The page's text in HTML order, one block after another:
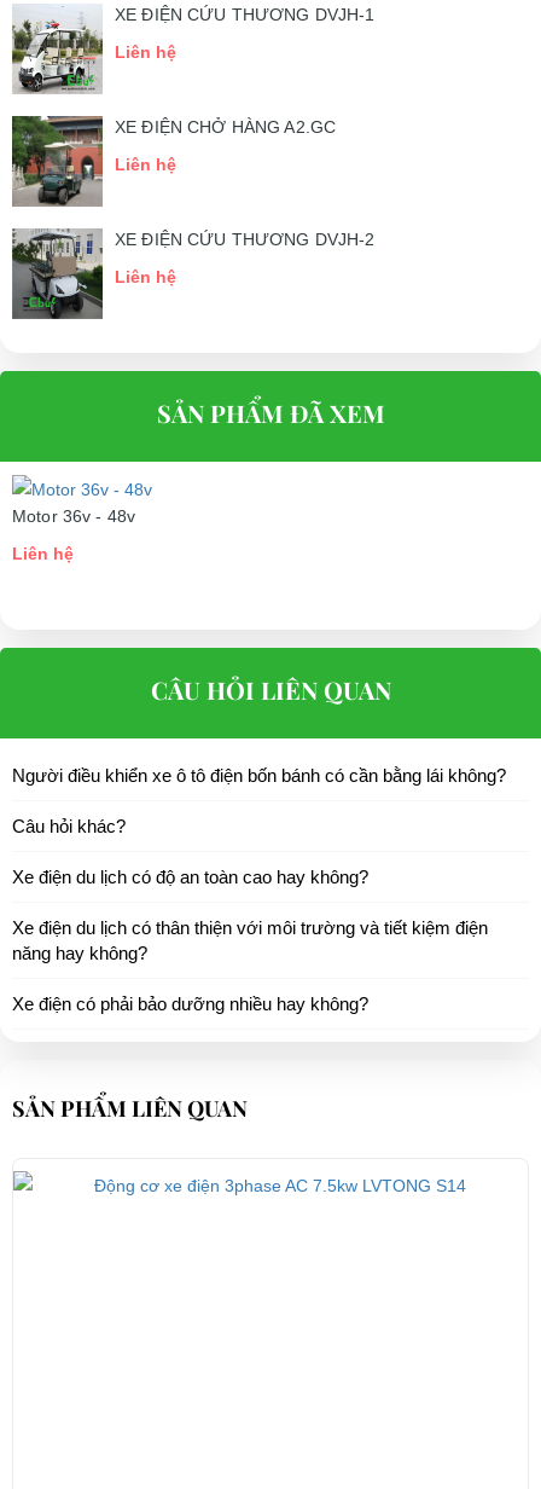
XE ĐIỆN CỨU THƯƠNG DVJH-1
Liên hệ
XE ĐIỆN CHỞ HÀNG A2.GC
Liên hệ
XE ĐIỆN CỨU THƯƠNG DVJH-2
Liên hệ
SẢN PHẨM ĐÃ XEM
Motor 36v - 48v
Liên hệ
CÂU HỎI LIÊN QUAN
Người điều khiển xe ô tô điện bốn bánh có cần bằng lái không?
Câu hỏi khác?
Xe điện du lịch có độ an toàn cao hay không?
Xe điện du lịch có thân thiện với môi trường và tiết kiệm điện
năng hay không?
Xe điện có phải bảo dưỡng nhiều hay không?
SẢN PHẨM LIÊN QUAN